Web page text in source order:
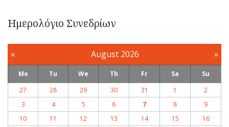
Ημερολόγιο Συνεδρίων
« August 2026 »
Mo Tu We Th Fr Sa
Su
27
28 29 30 31 1
2
3
4 5 6 7 8
9
10
11 12 13 14 15
16